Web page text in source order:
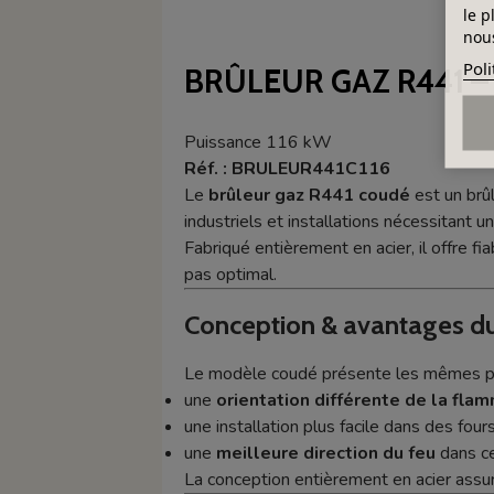
BRÛLEUR GAZ R441
Puissance 116 kW
Réf. : BRULEUR441C116
Le brûleur gaz R441 coudé est un
industriels et installations nécessitant
Fabriqué entièrement en acier, il offre
pas optimal.
Conception & avantages
Le modèle coudé présente les mêmes
une orientation différente de la
une installation plus facile dans des
une meilleure direction du feu dans
La conception entièrement en acier
le